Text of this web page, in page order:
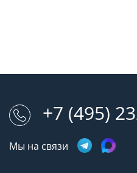
+7 (495)
Мы на связи